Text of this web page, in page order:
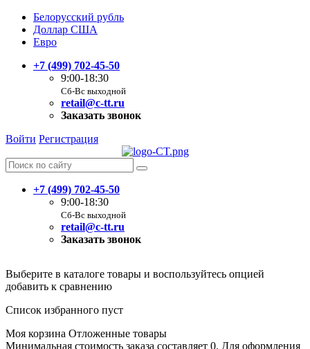
Белорусский рубль
Доллар США
Евро
+7 (499) 702-45-50
9:00-18:30
Сб-Вс выходной
retail@c-tt.ru
Заказать звонок
Войти Регистрация
+7 (499) 702-45-50
9:00-18:30
Сб-Вс выходной
retail@c-tt.ru
Заказать звонок
Выберите в каталоге товары и воспользуйтесь опцией
добавить к сравнению
Список избранного пуст
Моя корзина Отложенные товары
Минимальная стоимость заказа составляет 0. Для оформления